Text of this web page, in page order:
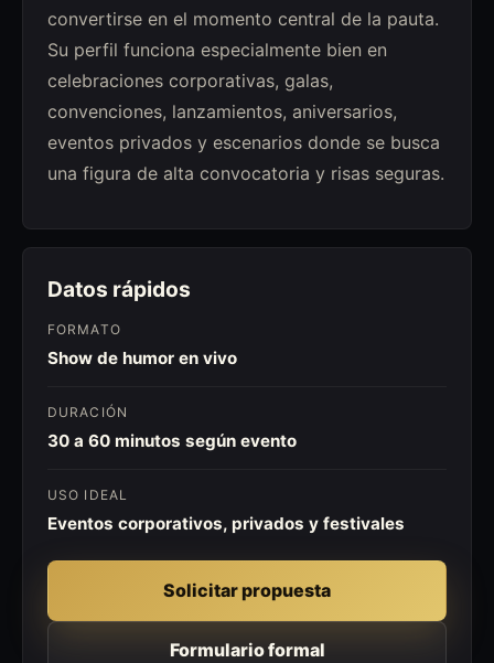
convertirse en el momento central de la pauta.
Su perfil funciona especialmente bien en
celebraciones corporativas, galas,
convenciones, lanzamientos, aniversarios,
eventos privados y escenarios donde se busca
una figura de alta convocatoria y risas seguras.
Datos rápidos
FORMATO
Show de humor en vivo
DURACIÓN
30 a 60 minutos según evento
USO IDEAL
Eventos corporativos, privados y festivales
Solicitar propuesta
Formulario formal